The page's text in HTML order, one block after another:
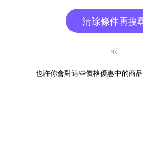
清除條件再搜
或
也許你會對這些價格優惠中的商品